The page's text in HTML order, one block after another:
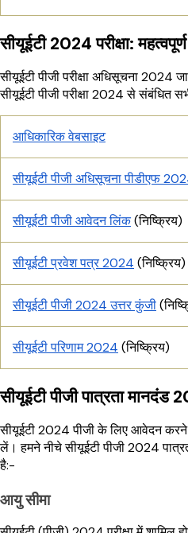
सीयूईटी 2024 परीक्षा:
सीयूईटी पीजी परीक्षा अधिसूचना 2024
सीयूईटी पीजी परीक्षा 2024 से
आधिकारिक वेबसाइट
सीयूईटी पीजी अधिसूचना पीडीएफ
सीयूईटी पीजी आवेदन लिंक(निष्क्रिय)
सीयूईटी प्रवेश पत्र 2024 (निष्क्रिय)
सीयूईटी पीजी 2024 उत्तर कुंजी
सीयूईटी परिणाम 2024 (निष्क्रिय)
सीयूईटी पीजी पात्रता मानदंड
सीयूईटी 2024 पीजी के लिए आवेदन
लें। हमने नीचे सीयूईटी पीजी 2024
है:-
आयु सीमा